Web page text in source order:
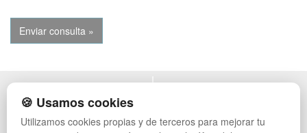
POLÍTICA DE PRIVACIDAD
CONDICIONES DE USO
CAMBIOS Y DEVOLUCIONES
MUEBLES VINTAGE
🍪 Usamos cookies
Utilizamos cookies propias y de terceros para mejorar tu